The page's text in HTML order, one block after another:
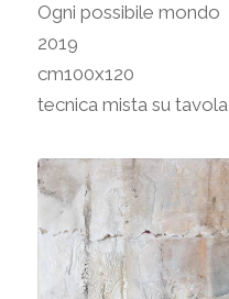
Ogni possibile mondo
2019
cm100x120
tecnica mista su tavola